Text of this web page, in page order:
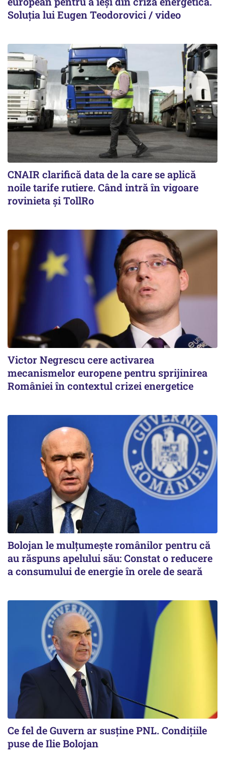
Soluția lui Eugen Teodorovici / video
CNAIR clarifică data de la care se aplică
noile tarife rutiere. Când intră în vigoare
rovinieta și TollRo
Victor Negrescu cere activarea
mecanismelor europene pentru sprijinirea
României în contextul crizei energetice
Bolojan le mulțumește românilor pentru că
au răspuns apelului său: Constat o reducere
a consumului de energie în orele de seară
Ce fel de Guvern ar susține PNL. Condițiile
puse de Ilie Bolojan